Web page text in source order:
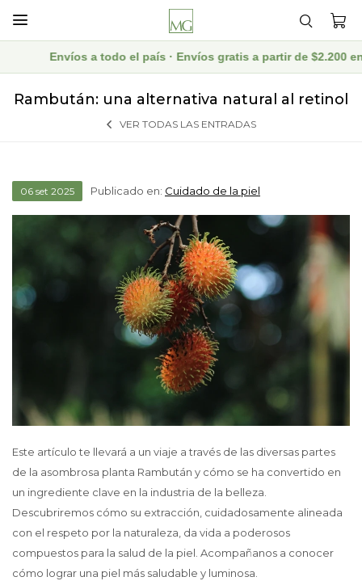

Envíos a todo el país · Envíos gratis a partir de $2.200 en
Rambután: una alternativa natural al retinol
VER TODAS LAS ENTRADAS
06 set 2025 Publicado en: Cuidado de la piel
Este artículo te llevará a un viaje a través de las diversas partes
de la asombrosa planta Rambután y cómo se ha convertido en
un ingrediente clave en la industria de la belleza.
Descubriremos cómo su extracción, cuidadosamente alineada
con el respeto por la naturaleza, da vida a poderosos
compuestos para la salud de la piel. Acompañanos a conocer
cómo lograr una piel más saludable y luminosa.